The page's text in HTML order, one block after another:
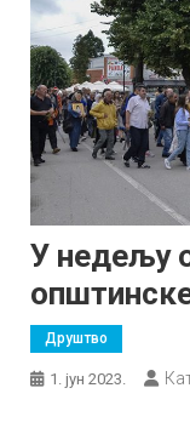
У недељу
Друштво
1. јун 2023.